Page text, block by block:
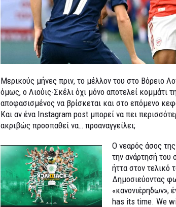
Μερικούς μήνες πριν, το μέλλον του στο Βόρειο
όμως, ο Λιούις-Σκέλι όχι μόνο αποτελεί κομμάτι
αποφασισμένος να βρίσκεται και στο επόμενο
Και αν ένα Instagram post μπορεί να πει
ακριβώς προσπαθεί να… προαναγγείλει;
Ο νεαρός άσος
την ανάρτησή του
ήττα στον τελικό
Δημοσιεύοντας
«κανονιέρηδων»,
has its time. We